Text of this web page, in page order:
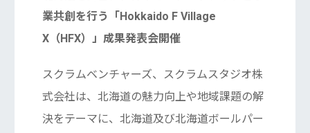
業共創を行う「Hokkaido F Village
X（HFX）」成果発表会開催
スクラムベンチャーズ、スクラムスタジオ株
式会社は、北海道の魅力向上や地域課題の解
決をテーマに、北海道及び北海道ボールパー